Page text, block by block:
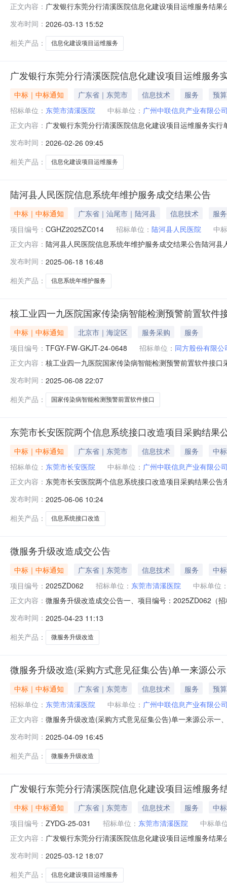
正文内容： 广发银行东莞分行清溪医院信息化建设项目运维服务结
果公告如下：1、项目名称：广发银行东莞分行清溪医院
院信息化建
发布时间： 2026-03-13 15:52
相关产品：
信息化建设项目运维服务
广发银行东莞分行清溪医院信息化建设项目运维服务
中标｜中标通知 广东省｜东莞市 信息技术 服务
预
招标单位： 东莞市清溪医院 中标单位： 广州中联信息产业有限公
正文内容： 广发银行东莞分行清溪医院信息化建设项目运维服务实
购方式的原因及说明:只能从唯一供应商处采购。二、拟
26日至202
发布时间： 2026-02-26 09:45
相关产品：
信息化建设项目运维服务
陆河县人民医院信息系统年维护服务成交结果公告
中标｜中标通知 广东省｜汕尾市｜陆河县 信息技术
服务
项目编号： CGHZ2025ZC014 招标单位： 陆河县人民医院
中
正文内容： 陆河县人民医院信息系统年维护服务成交结果公告陆河
应商地址：广州市黄埔区科学城彩频路11号403房成交
公司陆河县人民
发布时间： 2025-06-18 16:48
相关产品：
信息系统年维护服务
核工业四一九医院国家传染病智能检测预警前置软件
中标｜中标通知 北京市｜海淀区 服务采购
服务
项目编号： TFGY-FW-GKJT-24-0648 招标单位： 同方股份有限公
正文内容： 核工业四一九医院国家传染病智能检测预警前置软件接
GKJT-24-0648核工业四一九医院国家传染病智能检测预
有限公司特此公告!采购人：同
发布时间： 2025-06-08 22:07
相关产品：
国家传染病智能检测预警前置软件接口
东莞市长安医院两个信息系统接口改造项目采购结果
中标｜中标通知 广东省｜东莞市 信息技术 服务
中
招标单位： 东莞市长安医院 中标单位： 广州中联信息产业有限公
正文内容： 东莞市长安医院两个信息系统接口改造项目采购结果公
口改造项目广州中联信息产业有限公司75000元中标单
定，以上公示期为2个工作日
发布时间： 2025-06-06 10:24
相关产品：
信息系统接口改造
微服务升级改造成交公告
中标｜中标通知 广东省｜东莞市 信息技术 服务
中
项目编号： 2025ZD062 招标单位： 东莞市清溪医院
中标单位
正文内容： 微服务升级改造成交公告一、项目编号：2025ZD062（
信息产业有限公司详见单一来源文件详见单一来源文件
六、代理服务收费标准
发布时间： 2025-04-23 11:13
相关产品：
微服务升级改造
微服务升级改造(采购方式意见征集公告)单一来源公示
中标｜中标通知 广东省｜东莞市 信息技术 服务
预
招标单位： 东莞市清溪医院 中标单位： 广州中联信息产业有限公
正文内容： 微服务升级改造(采购方式意见征集公告)单一来源公示一
供应商和服务商，广州中联信息产业有限公司是重庆中
或升级，新增或优化功能均
发布时间： 2025-04-09 16:45
相关产品：
微服务升级改造
广发银行东莞分行清溪医院信息化建设项目运维服务
中标｜中标通知 广东省｜东莞市 信息技术 服务
中
项目编号： ZYDG-25-031 招标单位： 东莞市清溪医院
中标单
正文内容： 广发银行东莞分行清溪医院信息化建设项目运维服务结
果公告如下：1、项目名称：广发银行东莞分行清溪医院
院信息化建
发布时间： 2025-03-12 18:07
相关产品：
信息化建设项目运维服务